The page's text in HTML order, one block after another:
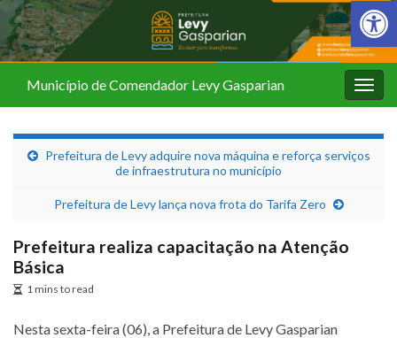
Barra de
Município de Comendador Levy Gasparian
Prefeitura de Levy adquire nova máquina e reforça serviços
de infraestrutura no município
Prefeitura de Levy lança nova frota do Tarifa Zero
Prefeitura realiza capacitação na Atenção
Básica
1 mins to read
Nesta sexta-feira (06), a Prefeitura de Levy Gasparian